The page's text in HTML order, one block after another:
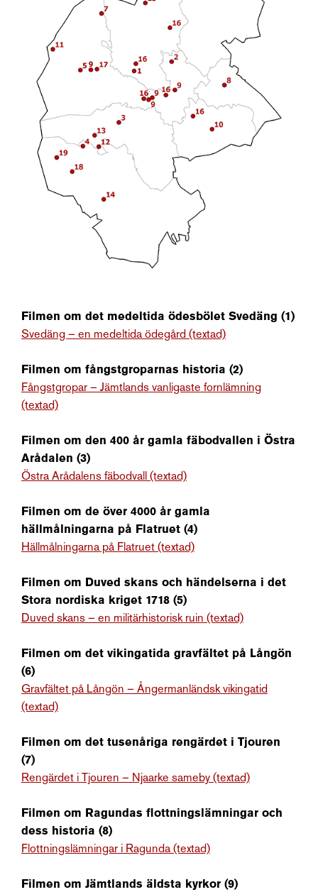
Filmen om det medeltida ödesbölet Svedäng (1)
Svedäng – en medeltida ödegård (textad)
Filmen om fångstgroparnas historia (2)
Fångstgropar – Jämtlands vanligaste fornlämning
(textad)
Filmen om den 400 år gamla fäbodvallen i Östra
Arådalen (3)
Östra Arådalens fäbodvall (textad)
Filmen om de över 4000 år gamla
hällmålningarna på Flatruet (4)
Hällmålningarna på Flatruet (textad)
Filmen om Duved skans och händelserna i det
Stora nordiska kriget 1718 (5)
Duved skans – en militärhistorisk ruin (textad)
Filmen om det vikingatida gravfältet på Långön
(6)
Gravfältet på Långön – Ångermanländsk vikingatid
(textad)
Filmen om det tusenåriga rengärdet i Tjouren
(7)
Rengärdet i Tjouren – Njaarke sameby (textad)
Filmen om Ragundas flottningslämningar och
dess historia (8)
Flottningslämningar i Ragunda (textad)
Filmen om Jämtlands äldsta kyrkor (9)